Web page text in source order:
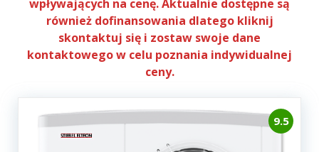
wpływających na cenę. Aktualnie dostępne są
również dofinansowania dlatego kliknij
skontaktuj się i zostaw swoje dane
kontaktowego w celu poznania indywidualnej
ceny.
9.5